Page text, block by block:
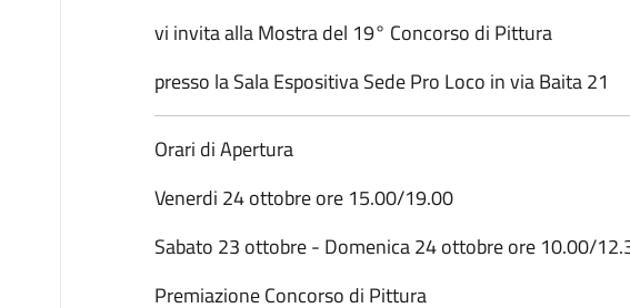
vi invita alla Mostra del 19° Concorso di Pittura
presso la Sala Espositiva Sede Pro Loco in via Baita 21
Orari di Apertura
Venerdi 24 ottobre ore 15.00/19.00
Sabato 23 ottobre - Domenica 24 ottobre ore 10.00/
Premiazione Concorso di Pittura